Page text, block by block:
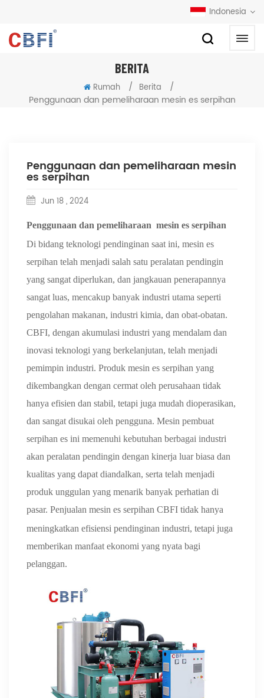
Indonesia
BERITA
Rumah / Berita
/
Penggunaan dan pemeliharaan mesin es serpihan
Penggunaan dan pemeliharaan mesin
es serpihan
Jun 18 , 2024
Penggunaan dan pemeliharaan mesin es serpihan
Di bidang teknologi pendinginan saat ini, mesin es
serpihan telah menjadi salah satu peralatan pendingin
yang sangat diperlukan, dan jangkauan penerapannya
sangat luas, mencakup banyak industri utama seperti
pengolahan makanan, industri kimia, dan obat-obatan.
CBFI, dengan akumulasi industri yang mendalam dan
inovasi teknologi yang berkelanjutan, telah menjadi
pemimpin industri. Produk mesin es serpihan yang
dikembangkan dengan cermat oleh perusahaan tidak
hanya efisien dan stabil, tetapi juga mudah dioperasikan,
dan sangat disukai oleh pengguna. Mesin pembuat
serpihan es ini memenuhi kebutuhan berbagai industri
akan peralatan pendingin dengan kinerja luar biasa dan
kualitas yang dapat diandalkan, serta telah menjadi
produk unggulan yang menarik banyak perhatian di
pasar. Penjualan mesin es serpihan CBFI tidak hanya
meningkatkan efisiensi pendinginan industri, tetapi juga
memberikan manfaat ekonomi yang nyata bagi
pelanggan.